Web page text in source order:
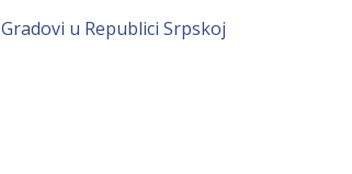
Gradovi u Republici Srpskoj